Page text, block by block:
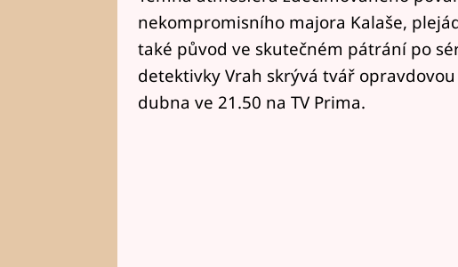
nekompromisního majora Kalaše,
také původ ve skutečném pátrání po
detektivky Vrah skrývá tvář
dubna ve 21.50 na TV Prima.